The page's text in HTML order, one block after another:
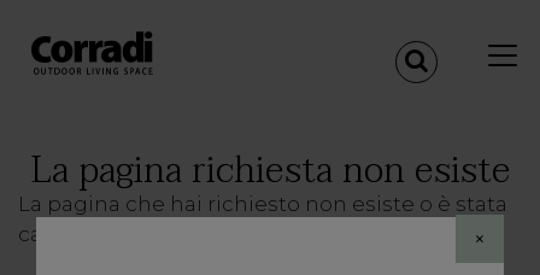
×
La pagina richiesta non esiste
La pagina che hai richiesto non esiste o è stata
cancellata. Ci scusiamo per l'inconveniente.